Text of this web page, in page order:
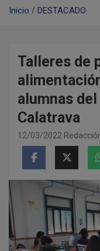
Inicio DESTACADO
Talleres de
alumnas del
Calatrava
12/03/2022